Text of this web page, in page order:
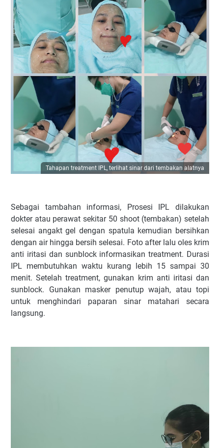
Tahapan treatment IPL, terlihat sinar dari tembakan alatnya
Sebagai tambahan informasi, Prosesi IPL dilakukan
dokter atau perawat sekitar 50 shoot (tembakan) setelah
selesai angakt gel dengan spatula kemudian bersihkan
dengan air hingga bersih selesai. Foto after lalu oles krim
anti iritasi dan sunblock informasikan treatment. Durasi
IPL membutuhkan waktu kurang lebih 15 sampai 30
menit. Setelah treatment, gunakan krim anti iritasi dan
sunblock. Gunakan masker penutup wajah, atau topi
untuk menghindari paparan sinar matahari secara
langsung.